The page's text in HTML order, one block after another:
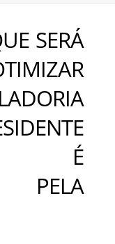
SERÁ
É
PELA